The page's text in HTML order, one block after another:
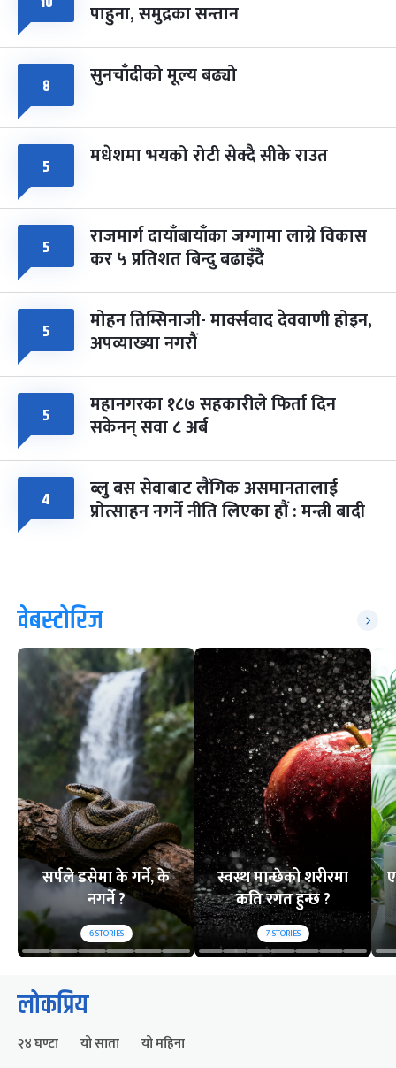
चैत्र ८, २०८३-Mar 22, 2027
पाहुना, समुद्रका सन्तान
८ सुनचाँदीको मूल्य बढ्यो
५ मधेशमा भयको रोटी सेक्दै सीके राउत
५ राजमार्ग दायाँबायाँका जग्गामा लाग्ने विकास
कर ५ प्रतिशत बिन्दु बढाइँदै
५ मोहन तिम्सिनाजी- मार्क्सवाद देववाणी होइन,
अपव्याख्या नगरौं
५ महानगरका १८७ सहकारीले फिर्ता दिन
सकेनन् सवा ८ अर्ब
४ ब्लु बस सेवाबाट लैंगिक असमानतालाई
प्रोत्साहन नगर्ने नीति लिएका हौं : मन्त्री बादी
वेबस्टोरिज
सर्पले डसेमा के गर्ने, के
नगर्ने ?
6STORIES
स्वस्थ मान्छेको शरीरमा
कति रगत हुन्छ ?
7STORIES
लोकप्रिय
२४ घण्टा यो साता यो महिना